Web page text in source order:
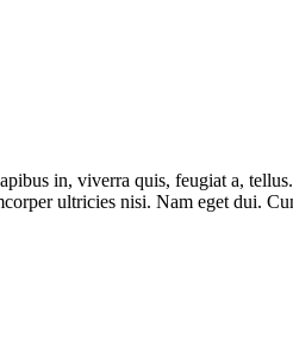
in, viverra quis, feugiat a,
ultricies nisi. Nam eget dui.